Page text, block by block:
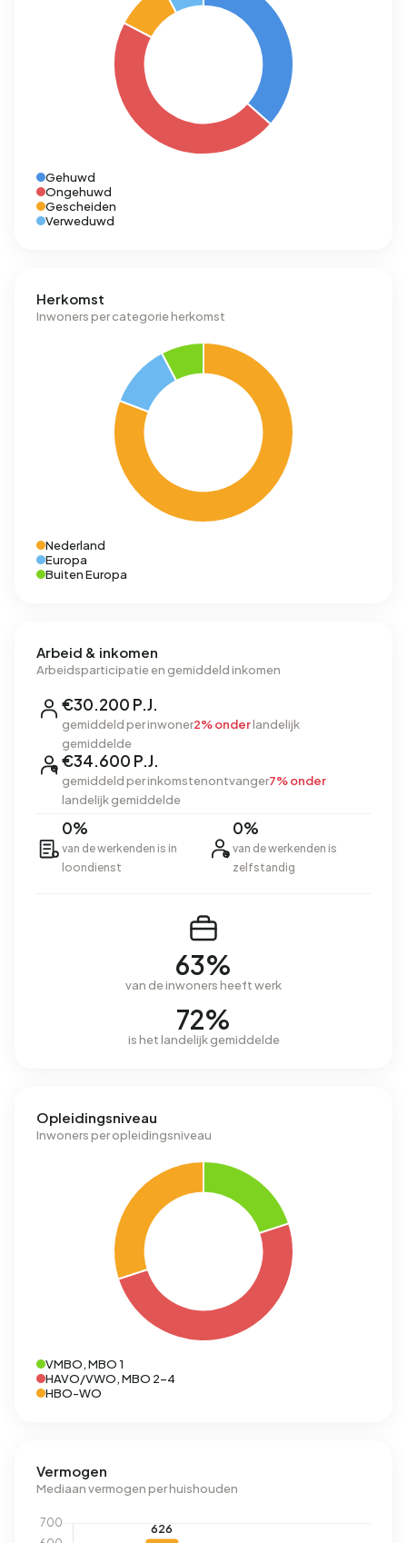
Gehuwd
Ongehuwd
Gescheiden
Verweduwd
Herkomst
Inwoners per categorie herkomst
Nederland
Europa
Buiten Europa
Arbeid & inkomen
Arbeidsparticipatie en gemiddeld inkomen
€30.200 P.J.
gemiddeld per inwoner2% onderlandelijk
gemiddelde
€34.600 P.J.
gemiddeld per inkomstenontvanger7% onder
landelijk gemiddelde
0%
van de werkenden is in
loondienst
0%
van de werkenden is
zelfstandig
63%
van de inwoners heeft werk
72%
is het landelijk gemiddelde
Opleidingsniveau
Inwoners per opleidingsniveau
VMBO, MBO 1
HAVO/VWO, MBO 2-4
HBO-WO
Vermogen
Mediaan vermogen per huishouden